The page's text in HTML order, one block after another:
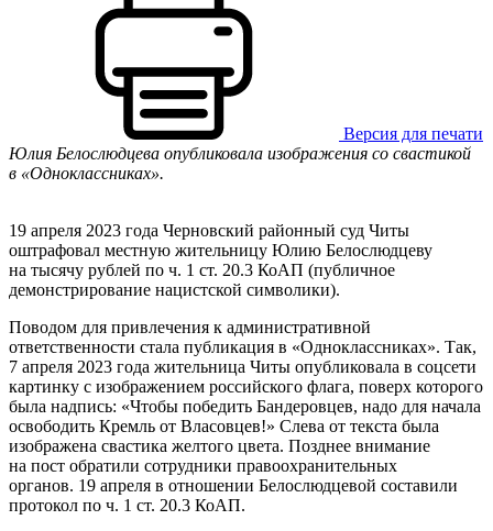
Версия для печати
Юлия Белослюдцева опубликовала изображения со свастикой
в «Одноклассниках».
19 апреля 2023 года Черновский районный суд Читы
оштрафовал местную жительницу Юлию Белослюдцеву
на тысячу рублей по ч. 1 ст. 20.3 КоАП (публичное
демонстрирование нацистской символики).
Поводом для привлечения к административной
ответственности стала публикация в «Одноклассниках». Так,
7 апреля 2023 года жительница Читы опубликовала в соцсети
картинку с изображением российского флага, поверх которого
была надпись: «Чтобы победить Бандеровцев, надо для начала
освободить Кремль от Власовцев!» Слева от текста была
изображена свастика желтого цвета. Позднее внимание
на пост обратили сотрудники правоохранительных
органов. 19 апреля в отношении Белослюдцевой составили
протокол по ч. 1 ст. 20.3 КоАП.